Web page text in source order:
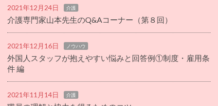
2021年12月24日 介護
介護専門家山本先生のQ&Aコーナー（第８回）
2021年12月16日 ノウハウ
外国人スタッフが抱えやすい悩みと回答例①制度・雇用条
件 編
2021年11月14日 介護